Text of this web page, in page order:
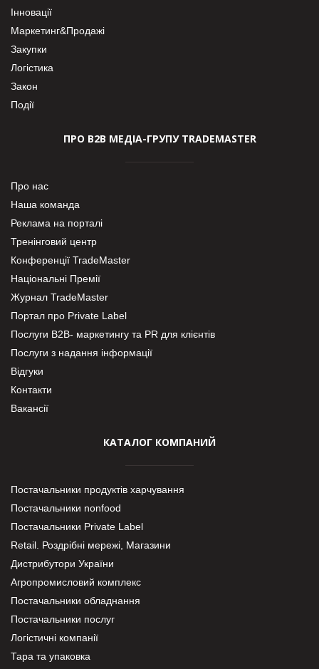
Інновації
Маркетинг&Продажі
Закупки
Логістика
Закон
Події
ПРО В2В МЕДІА-ГРУПУ TRADEMASTER
Про нас
Наша команда
Реклама на порталі
Тренінговий центр
Конференції TradeMaster
Національні Премії
Журнал TradeMaster
Портал про Private Label
Послуги В2В- маркетингу та PR для клієнтів
Послуги з надання інформації
Відгуки
Контакти
Вакансії
КАТАЛОГ КОМПАНИЙ
Постачальники продуктів харчування
Постачальники nonfood
Постачальники Private Label
Retail. Роздрібні мережі, Магазини
Дистрибутори України
Агропромисловий комплекс
Постачальники обладнання
Постачальники послуг
Логістичні компанії
Тара та упаковка